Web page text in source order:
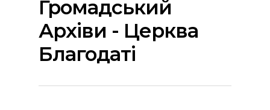
Громадський
Архіви - Церква
Благодаті